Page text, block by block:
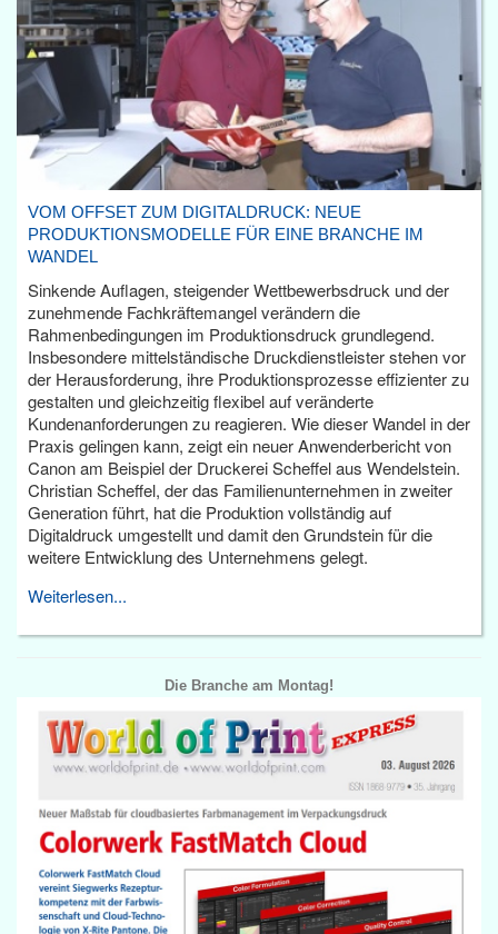
VOM OFFSET ZUM DIGITALDRUCK: NEUE
PRODUKTIONSMODELLE FÜR EINE BRANCHE IM
WANDEL
Sinkende Auflagen, steigender Wettbewerbsdruck und der
zunehmende Fachkräftemangel verändern die
Rahmenbedingungen im Produktionsdruck grundlegend.
Insbesondere mittelständische Druckdienstleister stehen vor
der Herausforderung, ihre Produktionsprozesse effizienter zu
gestalten und gleichzeitig flexibel auf veränderte
Kundenanforderungen zu reagieren. Wie dieser Wandel in der
Praxis gelingen kann, zeigt ein neuer Anwenderbericht von
Canon am Beispiel der Druckerei Scheffel aus Wendelstein.
Christian Scheffel, der das Familienunternehmen in zweiter
Generation führt, hat die Produktion vollständig auf
Digitaldruck umgestellt und damit den Grundstein für die
weitere Entwicklung des Unternehmens gelegt.
Weiterlesen...
Die Branche am Montag!